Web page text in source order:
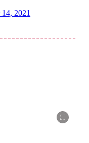
14, 2021